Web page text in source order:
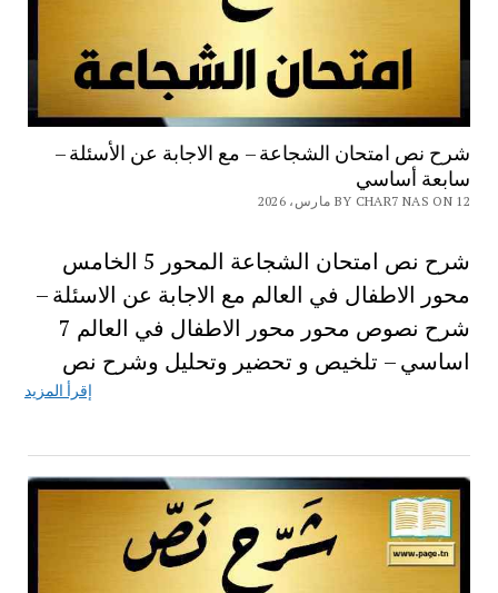
شرح نص امتحان الشجاعة – مع الاجابة عن الأسئلة –
سابعة أساسي
BY CHAR7 NAS ON 12 مارس، 2026
شرح نص امتحان الشجاعة المحور 5 الخامس
محور الاطفال في العالم مع الاجابة عن الاسئلة –
شرح نصوص محور محور الاطفال في العالم 7
اساسي – تلخيص و تحضير وتحليل وشرح نص
إقرأ المزيد